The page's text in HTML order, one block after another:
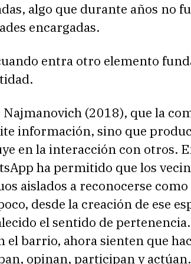
algo que durante años no
encargadas.
entra otro elemento
Najmanovich (2018), que la
información, sino que
en la interacción con otros.
ha permitido que los
aislados a reconocerse
desde la creación de ese
el sentido de
el barrio, ahora sienten que
opinan, participan y actúan.